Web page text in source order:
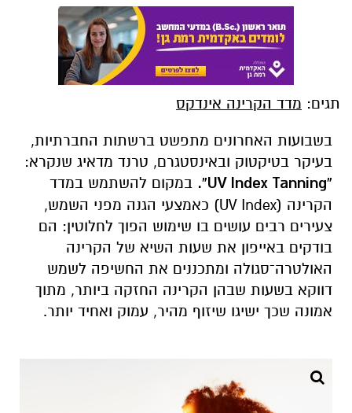
תגים: מדד הקרינה אינדקס
בשבועות האחרונים מתפשט ברשתות החברתיות,
בעיקר בטיקטוק ובאינסטגרם, טרנד מדאיג שנקרא:
“
UV Index Tanning
”. במקום להשתמש במדד
הקרינה (UV Index) כאמצעי הגנה מפני השמש,
צעירים רבים עושים בו שימוש הפוך לחלוטין: הם
בודקים באייפון את שעות השיא של הקרינה
האולטרה־סגולה ומתכננים את החשיפה לשמש
דווקא בשעות שבהן הקרינה החזקה ביותר, מתוך
אמונה שכך ישיגו שיזוף מהיר, עמוק ואחיד יותר.